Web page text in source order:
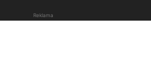
Reklama